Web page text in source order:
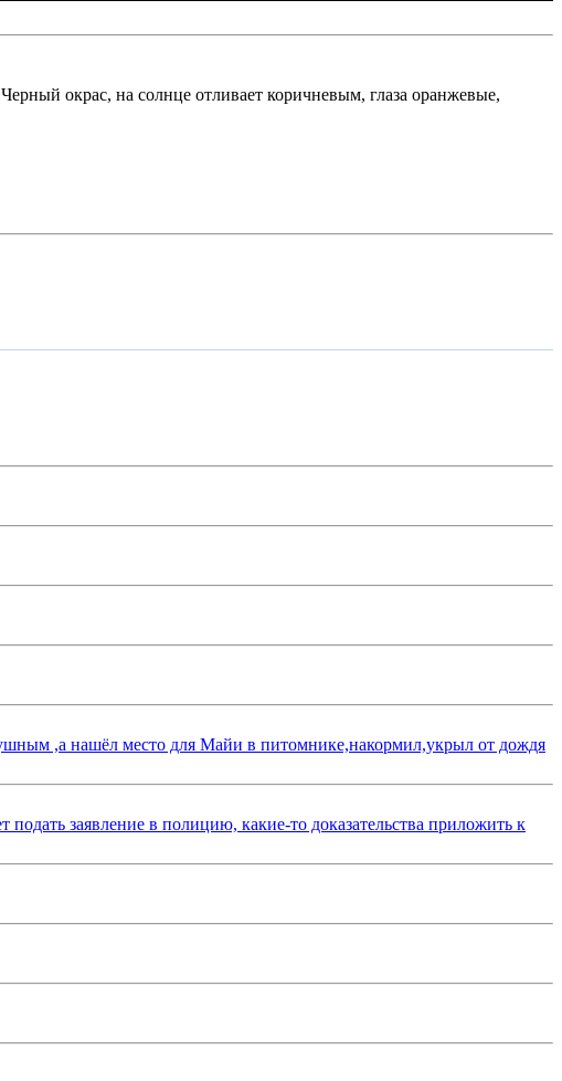
окрас, на солнце отливает коричневым, глаза оранжевые,
,а нашёл место для Майи в питомнике,накормил,укрыл от дождя
заявление в полицию, какие-то доказательства приложить к